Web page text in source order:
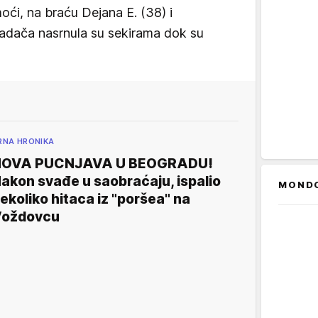
na braću Dejana E. (38) i
nasrnula su sekirama dok su
HRONIKA
PUCNJAVA U BEOGRADU!
svađe u saobraćaju, ispalio
hitaca iz "poršea" na